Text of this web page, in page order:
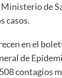
de
casos.
en el
de
contagios